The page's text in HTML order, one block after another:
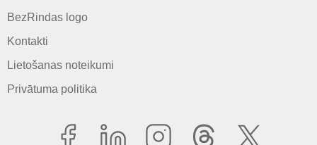
BezRindas logo
Kontakti
Lietošanas noteikumi
Privātuma politika